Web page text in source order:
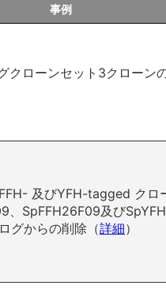
事例
クローンセット3クローン
及びYFH-tagged クロ
、SpFFH26F09及び
グからの削除（詳細）